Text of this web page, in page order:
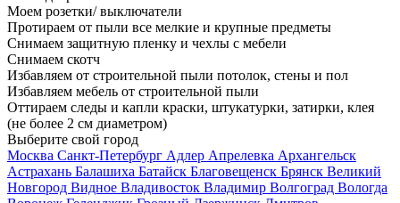
Моем розетки/ выключатели
Протираем от пыли все мелкие и крупные предметы
Снимаем защитную пленку и чехлы с мебели
Снимаем скотч
Избавляем от строительной пыли потолок, стены и пол
Избавляем мебель от строительной пыли
Оттираем следы и капли краски, штукатурки, затирки, клея
(не более 2 см диаметром)
Выберите свой город
Москва Санкт-Петербург Адлер Апрелевка Архангельск
Астрахань Балашиха Батайск Благовещенск Брянск Великий
Новгород Видное Владивосток Владимир Волгоград Вологда